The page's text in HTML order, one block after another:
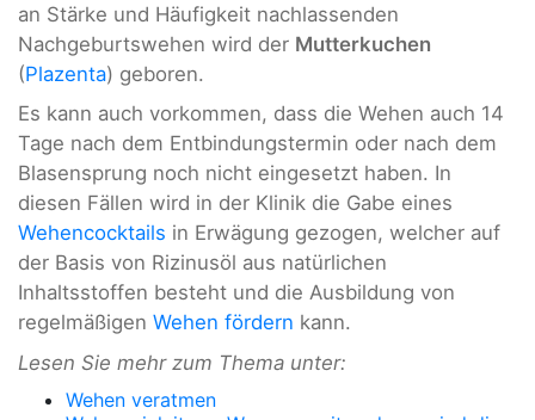
an Stärke und Häufigkeit nachlassenden
Nachgeburtswehen wird der Mutterkuchen
(Plazenta) geboren.
Es kann auch vorkommen, dass die Wehen auch 14
Tage nach dem Entbindungstermin oder nach dem
Blasensprung noch nicht eingesetzt haben. In
diesen Fällen wird in der Klinik die Gabe eines
Wehencocktails in Erwägung gezogen, welcher auf
der Basis von Rizinusöl aus natürlichen
Inhaltsstoffen besteht und die Ausbildung von
regelmäßigen Wehen fördern kann.
Lesen Sie mehr zum Thema unter:
Wehen veratmen